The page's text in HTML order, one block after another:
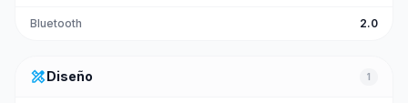
Bluetooth 2.0
design_servicesDiseño 1